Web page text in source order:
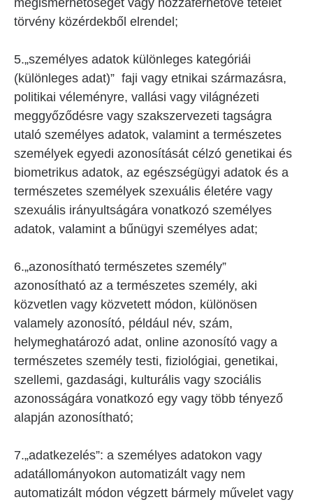
megismerhetőségét vagy hozzáférhetővé tételét
törvény közérdekből elrendel;
5.„személyes adatok különleges kategóriái
(különleges adat)” faji vagy etnikai származásra,
politikai véleményre, vallási vagy világnézeti
meggyőződésre vagy szakszervezeti tagságra
utaló személyes adatok, valamint a természetes
személyek egyedi azonosítását célzó genetikai és
biometrikus adatok, az egészségügyi adatok és a
természetes személyek szexuális életére vagy
szexuális irányultságára vonatkozó személyes
adatok, valamint a bűnügyi személyes adat;
6.„azonosítható természetes személy”
azonosítható az a természetes személy, aki
közvetlen vagy közvetett módon, különösen
valamely azonosító, például név, szám,
helymeghatározó adat, online azonosító vagy a
természetes személy testi, fiziológiai, genetikai,
szellemi, gazdasági, kulturális vagy szociális
azonosságára vonatkozó egy vagy több tényező
alapján azonosítható;
7.„adatkezelés”: a személyes adatokon vagy
adatállományokon automatizált vagy nem
automatizált módon végzett bármely művelet vagy